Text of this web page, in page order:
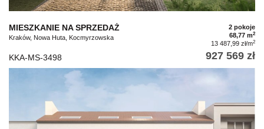
MIESZKANIE NA SPRZEDAŻ
Kraków, Nowa Huta, Kocmyrzowska
2 pokoje
68,77 m2
13 487,99 zł/m2
KKA-MS-3498 927 569 zł